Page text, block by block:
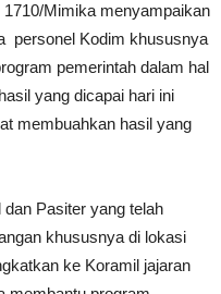
Mimika menyampaikan
personel Kodim khususnya
pemerintah dalam hal
yang dicapai hari ini
membuahkan hasil yang
dan Pasiter yang telah
khususnya di lokasi
ke Koramil jajaran